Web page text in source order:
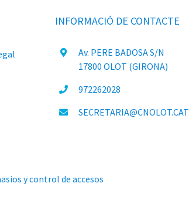
INFORMACIÓ DE CONTACTE
Av. PERE BADOSA S/N
17800 OLOT (GIRONA)
972262028
SECRETARIA@CNOLOT.CAT
y control de accesos